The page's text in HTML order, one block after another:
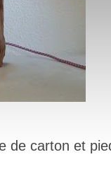
de carton et